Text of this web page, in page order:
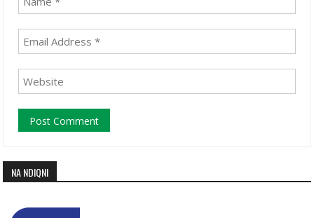
NA NDIQNI